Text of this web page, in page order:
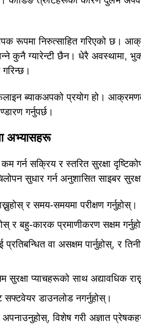
रूपमा निरुत्साहित गरिएको छ।
ग्यारेन्टी छैन। धेरै अवस्थामा,
ब्याकअपको प्रयोग हो।
गर्नुपर्छ।
अभ्यासहरू
गर्न सक्रिय र स्तरित सुरक्षा
सुधार गर्न अनुशासित साइबर
र समय-समयमा परीक्षण गर्नुहोस्।
र बहु-कारक प्रमाणीकरण सक्षम
वा असक्षम पार्नुहोस्, र
प्याचहरूको साथ अद्यावधिक
सफ्टवेयर डाउनलोड नगर्नुहोस्।
विशेष गरी अज्ञात